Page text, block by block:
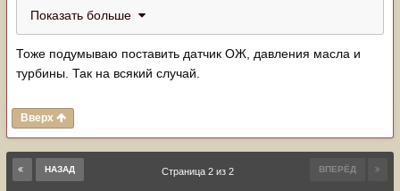
ессно те же правила с ОЖ.
2. обязательно поставь градусник. В 2L-TE много дырок
в корпусе термостата - выжигаешь любой подходящий
старый датчик, втыкаешь туда хотя бы что-то из набора
эпоксидкой.
3. никогда не допускать нагрева мотора выше 96-98
градусов. Если он греется дальше - что-то неисправно.
ТНВД, радиатор, давления нет, пузыри.. короче поиски.
Показать больше
Тоже подумываю поставить датчик ОЖ, давления масла и
турбины. Так на всякий случай.
Вверх
НАЗАД ВПЕРЁД
Страница 2 из 2